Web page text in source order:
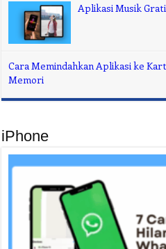
Aplikasi Musik
Cara Memindahkan Aplikasi ke
Memori
iPhone